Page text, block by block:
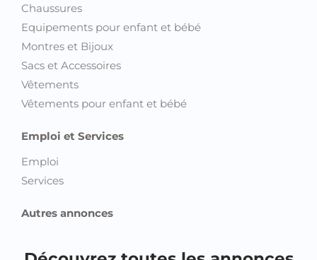
Chaussures
Equipements pour enfant et bébé
Montres et Bijoux
Sacs et Accessoires
Vêtements
Vêtements pour enfant et bébé
Emploi et Services
Emploi
Services
Autres annonces